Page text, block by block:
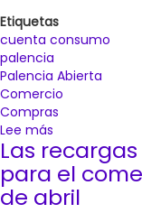
Etiquetas
cuenta consumo
palencia
Palencia Abierta
Comercio
Compras
Lee más
Los
mayores
podrán
aprender
Las
para el
de abril